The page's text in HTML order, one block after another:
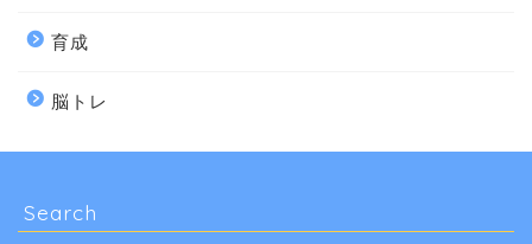
育成
脳トレ
Search